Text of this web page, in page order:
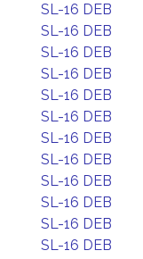
SL-16 DEB
SL-16 DEB
SL-16 DEB
SL-16 DEB
SL-16 DEB
SL-16 DEB
SL-16 DEB
SL-16 DEB
SL-16 DEB
SL-16 DEB
SL-16 DEB
SL-16 DEB